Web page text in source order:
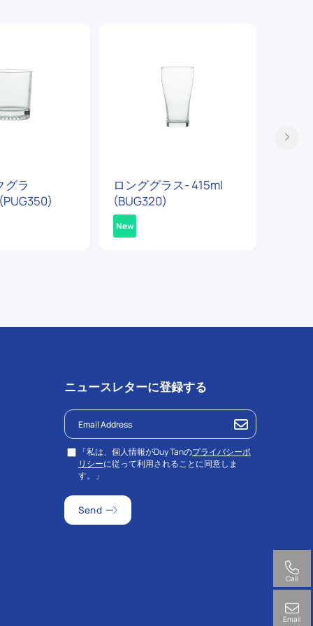
グラ
ロンググラス- 415ml
(BUG320)
New
ニュースレターに登録する
「私は、個人情報がDuy Tanのプライバシーポ
リシーに従って利用されることに同意しま
す。」
Call
Email